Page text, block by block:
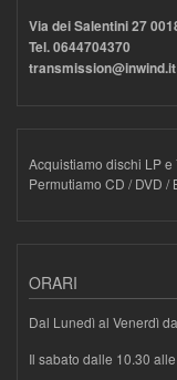
Via dei Salentini 27
Tel. 0644704370
transmission@inwind.it
Acquistiamo dischi LP
Permutiamo CD / DVD /
ORARI
Dal Lunedì al Venerdì
Il sabato dalle 10.30